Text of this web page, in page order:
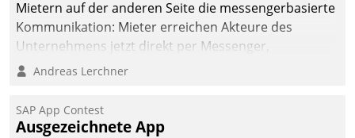
Mietern auf der anderen Seite die messengerbasierte
Kommunikation: Mieter erreichen Akteure des
Unternehmens jetzt direkt per Messenger,
Mitarbeiter oder Dienstleister empfangen oder
Andreas Lerchner
SAP App Contest
Ausgezeichnete App